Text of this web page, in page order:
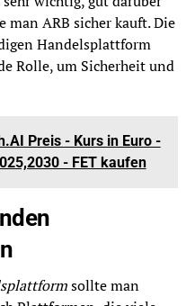
ARB sicher kauft. Die
Handelsplattform
Rolle, um Sicherheit und
Preis - Kurs in Euro -
- FET kaufen
sollte man